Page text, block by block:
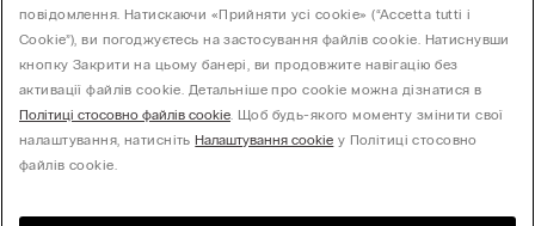
КОМПАНІЯ
Товариство з обмеженою відповідальністю "МНС ІНВЕСТМЕНТ" - 01014, місто Київ,
повідомлення. Натискаючи «Прийняти усі cookie» (“Accetta tutti i
Cookie”), ви погоджуєтесь на застосування файлів cookie. Натиснувши
кнопку Закрити на цьому банері, ви продовжите навігацію без
активації файлів cookie. Детальніше про cookie можна дізнатися в
Політиці стосовно файлів cookie. Щоб будь-якого моменту змінити свої
налаштування, натиснітьНалаштування cookie у Політиці стосовно
файлів cookie.